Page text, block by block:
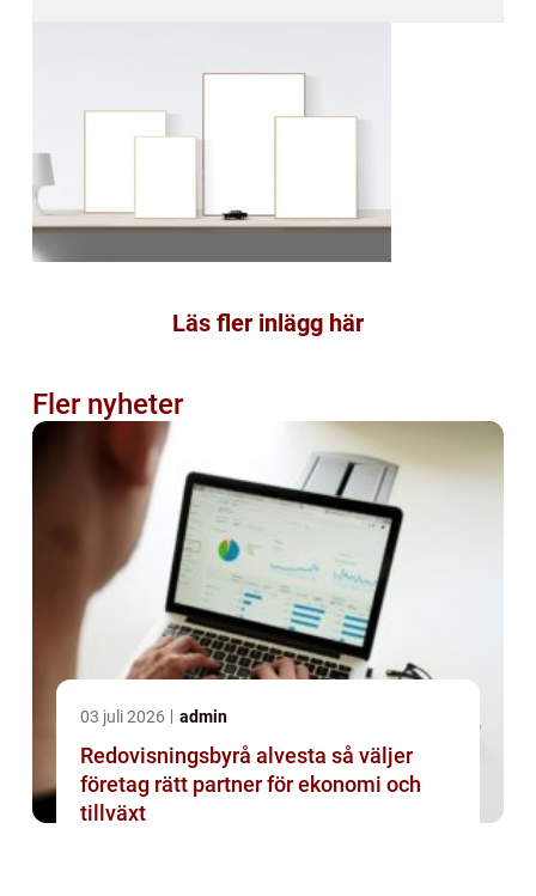
Läs fler inlägg här
Fler nyheter
03 juli 2026 admin
Redovisningsbyrå alvesta så väljer
företag rätt partner för ekonomi och
tillväxt